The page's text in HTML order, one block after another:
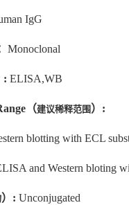
IgG
Monoclonal
: ELISA,WB
（建议稀释范围 ） :
blotting with ECL
and Western bloting
） : Unconjugated